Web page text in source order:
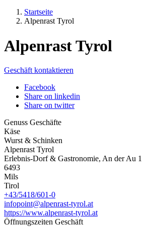
Startseite
Alpenrast Tyrol
Alpenrast Tyrol
Geschäft kontaktieren
Facebook
Share on linkedin
Share on twitter
Genuss Geschäfte
Käse
Wurst & Schinken
Alpenrast Tyrol
Erlebnis-Dorf & Gastronomie, An der Au 1
6493
Mils
Tirol
+43/5418/601-0
infopoint@alpenrast-tyrol.at
https://www.alpenrast-tyrol.at
Öffnungszeiten Geschäft